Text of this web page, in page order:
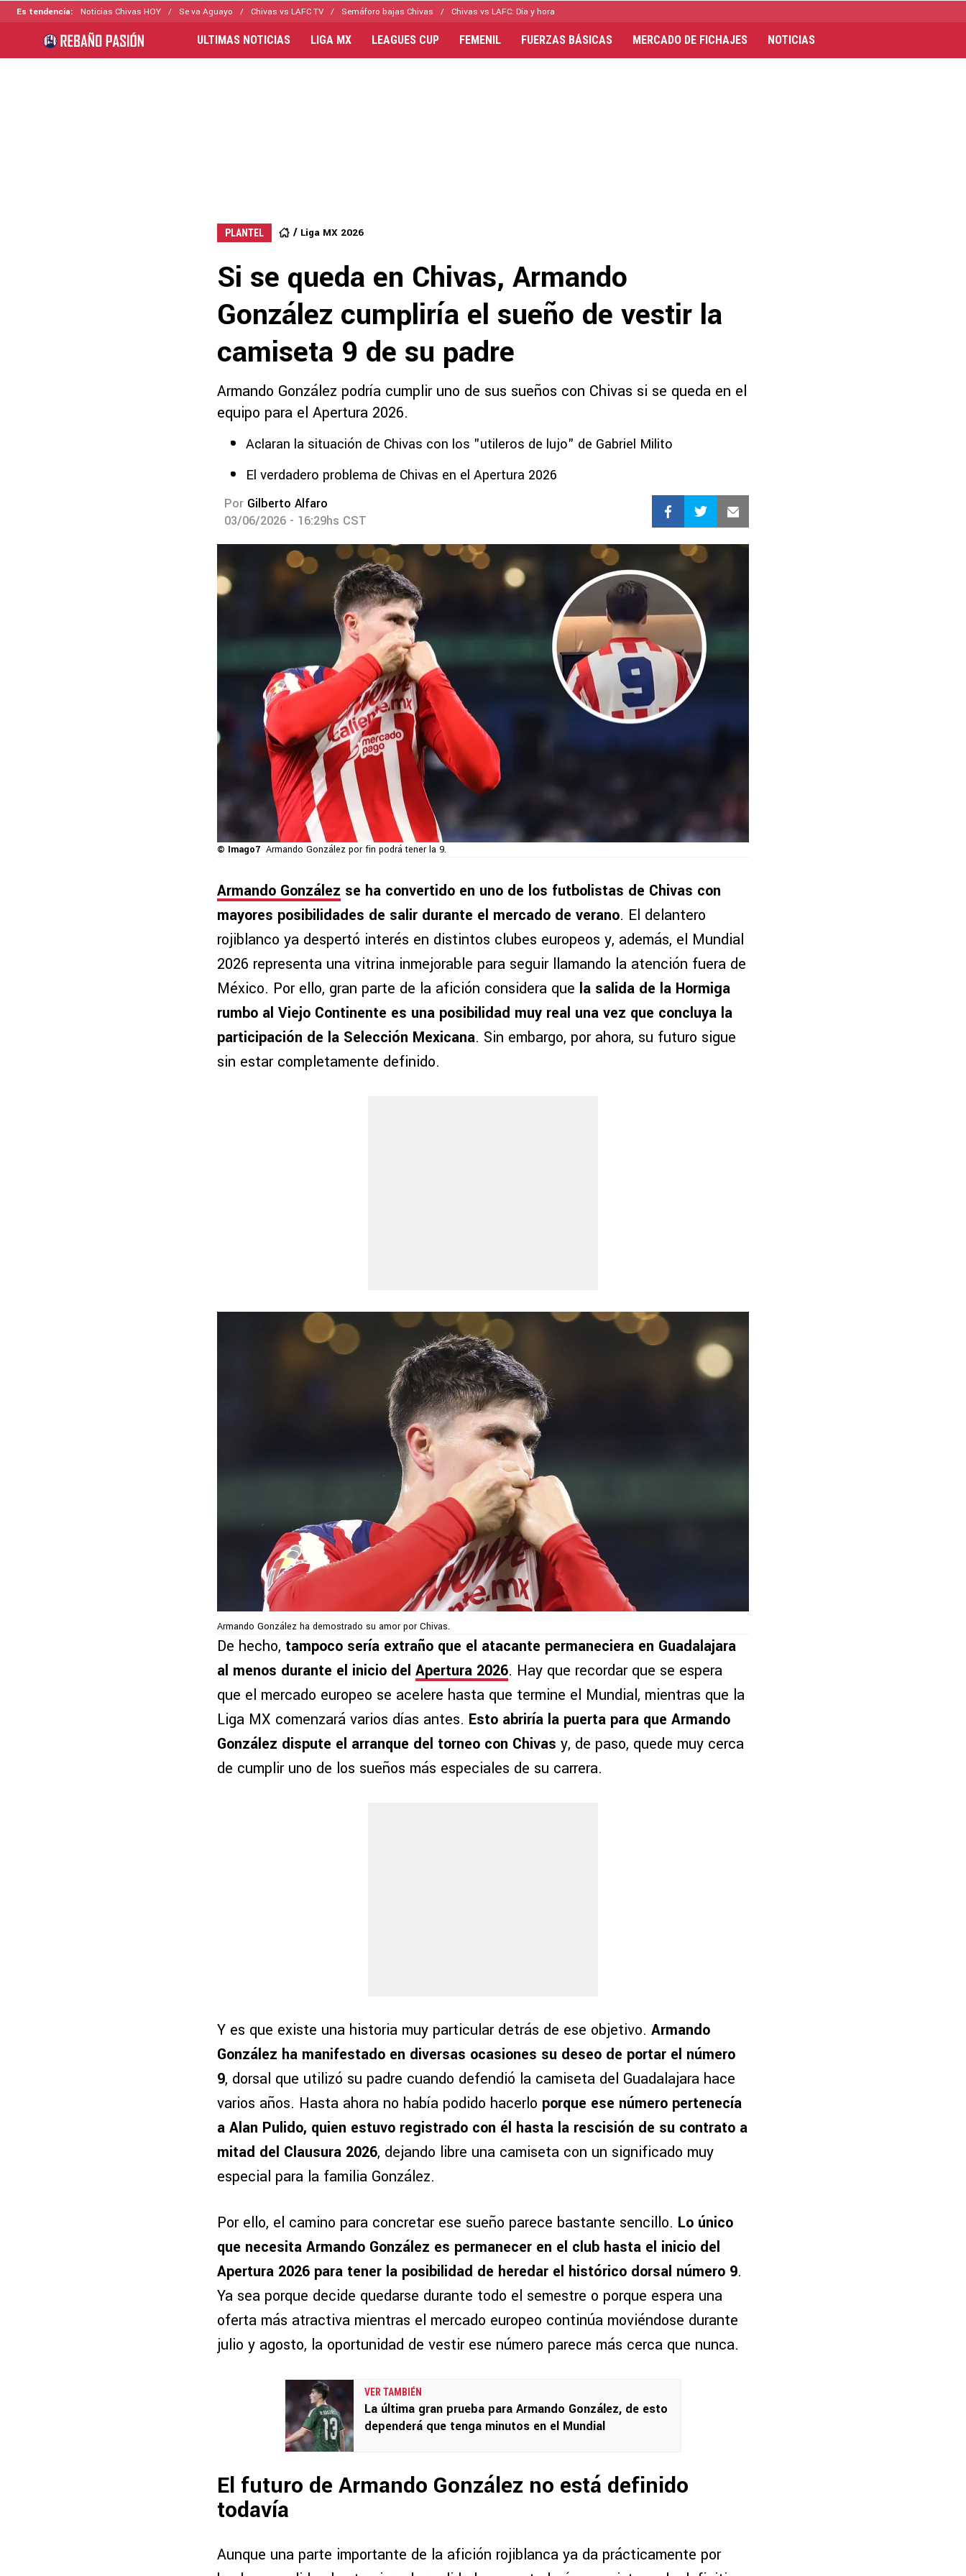
Es tendencia: Noticias Chivas HOY Se va Aguayo Chivas vs LAFC TV Semáforo bajas Chivas Chivas vs LAFC: Día y hora
ULTIMAS NOTICIAS LIGA MX LEAGUES CUP FEMENIL FUERZAS BÁSICAS MERCADO DE FICHAJES NOTICIAS
PLANTEL Liga MX 2026
Si se queda en Chivas, Armando
González cumpliría el sueño de vestir la
camiseta 9 de su padre
Armando González podría cumplir uno de sus sueños con Chivas si se queda en el
equipo para el Apertura 2026.
Aclaran la situación de Chivas con los "utileros de lujo" de Gabriel Milito
El verdadero problema de Chivas en el Apertura 2026
Por Gilberto Alfaro
03/06/2026 - 16:29hs CST
© Imago7 Armando González por fin podrá tener la 9.
Armando González se ha convertido en uno de los futbolistas de Chivas con
mayores posibilidades de salir durante el mercado de verano. El delantero
rojiblanco ya despertó interés en distintos clubes europeos y, además, el Mundial
2026 representa una vitrina inmejorable para seguir llamando la atención fuera de
México. Por ello, gran parte de la afición considera que la salida de la Hormiga
rumbo al Viejo Continente es una posibilidad muy real una vez que concluya la
participación de la Selección Mexicana. Sin embargo, por ahora, su futuro sigue
sin estar completamente definido.
Armando González ha demostrado su amor por Chivas.
De hecho, tampoco sería extraño que el atacante permaneciera en Guadalajara
al menos durante el inicio del Apertura 2026. Hay que recordar que se espera
que el mercado europeo se acelere hasta que termine el Mundial, mientras que la
Liga MX comenzará varios días antes. Esto abriría la puerta para que Armando
González dispute el arranque del torneo con Chivas y, de paso, quede muy cerca
de cumplir uno de los sueños más especiales de su carrera.
Y es que existe una historia muy particular detrás de ese objetivo. Armando
González ha manifestado en diversas ocasiones su deseo de portar el número
9, dorsal que utilizó su padre cuando defendió la camiseta del Guadalajara hace
varios años. Hasta ahora no había podido hacerlo porque ese número pertenecía
a Alan Pulido, quien estuvo registrado con él hasta la rescisión de su contrato a
mitad del Clausura 2026, dejando libre una camiseta con un significado muy
especial para la familia González.
Por ello, el camino para concretar ese sueño parece bastante sencillo. Lo único
que necesita Armando González es permanecer en el club hasta el inicio del
Apertura 2026 para tener la posibilidad de heredar el histórico dorsal número 9.
Ya sea porque decide quedarse durante todo el semestre o porque espera una
oferta más atractiva mientras el mercado europeo continúa moviéndose durante
julio y agosto, la oportunidad de vestir ese número parece más cerca que nunca.
VER TAMBIÉN
La última gran prueba para Armando González, de esto
dependerá que tenga minutos en el Mundial
El futuro de Armando González no está definido
todavía
Aunque una parte importante de la afición rojiblanca ya da prácticamente por